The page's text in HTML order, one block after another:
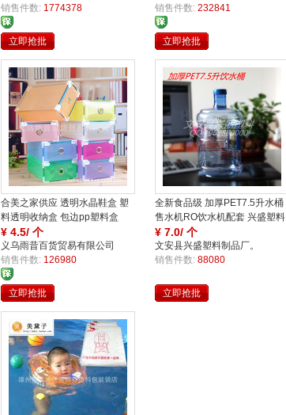
司
销售件数: 1774378
买
家
保
立即抢批
销售件数: 232841
买
家
立即抢批
合美之家供应 透明水晶鞋盒 塑
料透明收纳盒 包边pp塑料盒
¥ 4.5/ 个
义乌雨昔百货贸易有限公司
销售件数: 126980
买
立即抢批
全新食品级 加厚PET7.5升水桶
售水机RO饮水机配套 兴盛塑料
制品
¥ 7.0/ 个
文安县兴盛塑料制品厂。
销售件数: 88080
立即抢批